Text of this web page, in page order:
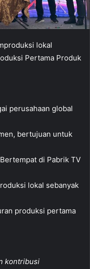
lokal
Pertama Produk
perusahaan global
bertujuan untuk
di Pabrik TV
lokal sebanyak
produksi pertama
kontribusi